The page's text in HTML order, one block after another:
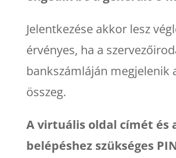
Jelentkezése akkor lesz
érvényes, ha a
bankszámláján megjelenik
összeg.
A virtuális oldal címét és
belépéshez szükséges